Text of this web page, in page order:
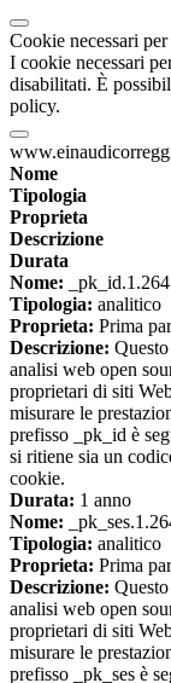
Cookie necessari
I cookie necessari
disabilitati. È
policy.
Nome
Tipologia
Proprieta
Descrizione
Durata
Nome:
Tipologia: analitico
Proprieta: Prima
Descrizione:
analisi web open
proprietari di siti
misurare le
prefisso _pk_id è
si ritiene sia un
cookie.
Durata: 1 anno
Nome:
Tipologia: analitico
Proprieta: Prima
Descrizione:
analisi web open
proprietari di siti
misurare le
prefisso _pk_ses è